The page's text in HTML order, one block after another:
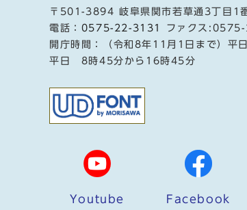
〒501-3894 岐阜県関市若草通3丁目1
電話： 0575-22-3131
ファクス
開庁時間：（令和8年11月1日まで）
平日 8時45分から16時45分
Youtube Facebook